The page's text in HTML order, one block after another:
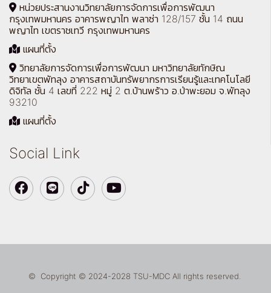
หน่วยประสานงานวิทยาลัยการจัดการเพื่อการพัฒนา
กรุงเทพมหานคร อาคารพญาไท พลาซ่า 128/157 ชั้น 14 ถนน
พญาไท เขตราชเทวี กรุงเทพมหานคร
แผนที่ตั้ง
วิทยาลัยการจัดการเพื่อการพัฒนา มหาวิทยาลัยทักษิณ
วิทยาเขตพัทลุง อาคารสถาบันทรัพยากรการเรียนรู้และเทคโนโลยี
ดิจิทัล ชั้น 4 เลขที่ 222 หมู่ 2 ต.บ้านพร้าว อ.ป่าพะยอม จ.พัทลุง
93210
แผนที่ตั้ง
Social Link
© Copyright © 2024-2028 TSU-MDC All rights reserved.